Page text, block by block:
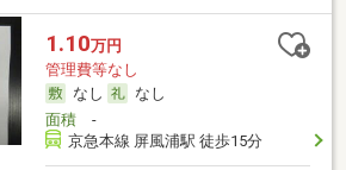
1.10万円
管理費等なし
なし
なし
面積-
京急本線 屏風浦駅 徒歩15分